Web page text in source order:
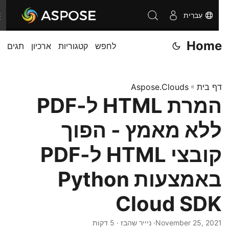
עִברִית
Home לחפש קטגוריות ארכיון תגים
דף בית»
Aspose.Clouds
המרת HTML ל-PDF
ללא מאמץ - הפוך
קובצי HTML ל-PDF
באמצעות Python
Cloud SDK
November 25, 2021· ניייר שהבז · 5 דקות